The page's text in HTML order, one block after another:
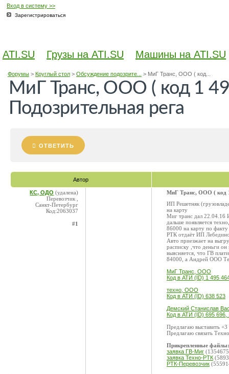
Вход в систему >>
Зарегистрироваться
ATI.SU Грузы на ATI.SU Машины на ATI.SU
Форумы> Круглый стол> Обсуждение подозрите... > МиГ Транс, ООО ( код...
МиГ Транс, ООО ( код 1
Подозрительная рега
ОТВЕТИТЬ
Автор
КС, ОДО (удалена)
Перевозчик ,
Санкт-Петербург
Код:2063037
#1
МиГ Транс, ООО ( код 1
ИП Решетняк
на карту
Миг транс дал 22.04.16
дальше появляется
86000 на карту по факту
РТК отдаёт ИП
Авто приезжает на
расписку ,что деньги
выясняется, что ГВ
84000, а Андрей ООО
МиГ Транс, ООО
Код в АТИ (ID) 1 495
техно, ООО
Код в АТИ (ID) 638 523
Демский Станислав
Код в АТИ (ID) 695 696,
Предлагаю выставить +3
Предлагаю связать
Прикрепленные файлы:
заявка ГВ-Миг
заявка Техно-РТК
РТК-Перевозчик